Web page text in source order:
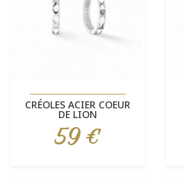
CRÉOLES ACIER COEUR
DE LION
Prix
59 €